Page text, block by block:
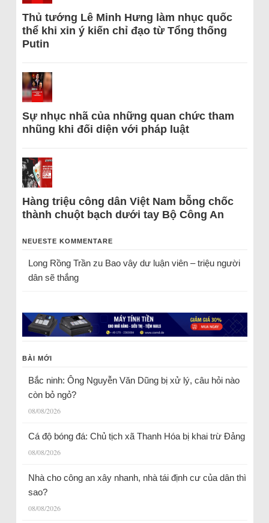
Thủ tướng Lê Minh Hưng làm nhục quốc
thể khi xin ý kiến chỉ đạo từ Tổng thống
Putin
Sự nhục nhã của những quan chức tham
nhũng khi đối diện với pháp luật
Hàng triệu công dân Việt Nam bỗng chốc
thành chuột bạch dưới tay Bộ Công An
NEUESTE KOMMENTARE
Long Rồng Trầnzu Bao vây dư luận viên – triệu người
dân sẽ thắng
BÀI MỚI
Bắc ninh: Ông Nguyễn Văn Dũng bị xử lý, câu hỏi nào
còn bỏ ngỏ?
08/08/2026
Cá độ bóng đá: Chủ tịch xã Thanh Hóa bị khai trừ Đảng
08/08/2026
Nhà cho công an xây nhanh, nhà tái định cư của dân thì
sao?
08/08/2026